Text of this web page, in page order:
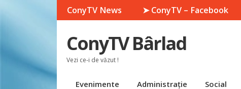
ConyTV News ➤ ConyTV – Facebook
ConyTV Bârlad
Vezi ce-i de văzut !
Evenimente Administrație Social